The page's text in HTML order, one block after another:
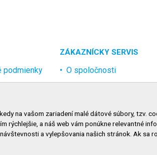
podmienky
ZÁKAZNÍCKY SERVIS
O spoločnosti
Kontakt
na vašom zariadení malé dátové súbory, tzv.
a náš web vám ponúkne relevantné
a vylepšovania našich stránok. Ak